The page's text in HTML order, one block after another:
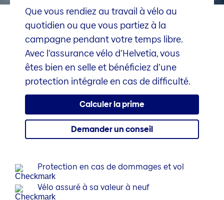
Que vous rendiez au travail à vélo au
quotidien ou que vous partiez à la
campagne pendant votre temps libre.
Avec l’assurance vélo d’Helvetia, vous
êtes bien en selle et bénéficiez d’une
protection intégrale en cas de difficulté.
Calculer la prime
Demander un conseil
Protection en cas de dommages et vol
Vélo assuré à sa valeur à neuf